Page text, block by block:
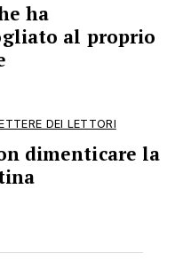
ha
al proprio
DEI LETTORI
dimenticare la